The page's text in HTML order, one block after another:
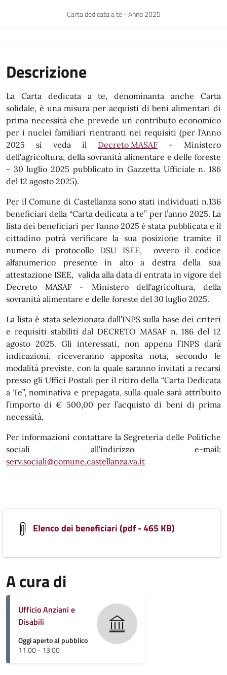
Carta dedicata a te - Anno 2025
Descrizione
La Carta dedicata a te, denominanta anche Carta
solidale, è una misura per acquisti di beni alimentari di
prima necessità che prevede un contributo economico
per i nuclei familiari rientranti nei requisiti (per l'Anno
2025 si veda il Decreto MASAF - Ministero
dell'agricoltura, della sovranità alimentare e delle foreste
- 30 luglio 2025 pubblicato in Gazzetta Ufficiale n. 186
del 12 agosto 2025).
Per il Comune di Castellanza sono stati individuati n.136
beneficiari della “Carta dedicata a te” per l’anno 2025. La
lista dei beneficiari per l'anno 2025 è stata pubblicata e il
cittadino potrà verificare la sua posizione tramite il
numero di protocollo DSU ISEE, ovvero il codice
alfanumerico presente in alto a destra della sua
attestazione ISEE, valida alla data di entrata in vigore del
Decreto MASAF - Ministero dell'agricoltura, della
sovranità alimentare e delle foreste del 30 luglio 2025.
La lista è stata selezionata dall’INPS sulla base dei criteri
e requisiti stabiliti dal DECRETO MASAF n. 186 del 12
agosto 2025. Gli interessati, non appena l’INPS darà
indicazioni, riceveranno apposita nota, secondo le
modalità previste, con la quale saranno invitati a recarsi
presso gli Uffici Postali per il ritiro della “Carta Dedicata
a Te”, nominativa e prepagata, sulla quale sarà attribuito
l’importo di € 500,00 per l’acquisto di beni di prima
necessità.
Per informazioni contattare la Segreteria delle Politiche
sociali all'indirizzo e-mail:
serv.sociali@comune.castellanza.va.it
Elenco dei beneficiari (pdf - 465 KB)
A cura di
Ufficio Anziani e
Disabili
Oggi aperto al pubblico
11:00 - 13:00